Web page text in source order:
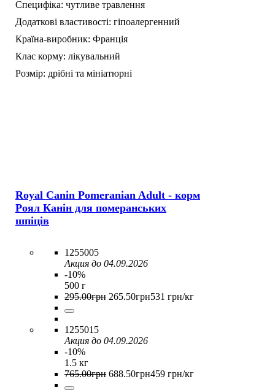
Специфіка: чутливе травлення
Додаткові властивості: гіпоалергенний
Країна-виробник: Франція
Клас корму: лікувальний
Розмір: дрібні та мініатюрні
Royal Canin Pomeranian Adult - корм
Роял Канін для померанських
шпіців
1255005
Акция до 04.09.2026
-10%
500 г
295.00грн 265.50грн531 грн/кг
1255015
Акция до 04.09.2026
-10%
1.5 кг
765.00грн 688.50грн459 грн/кг